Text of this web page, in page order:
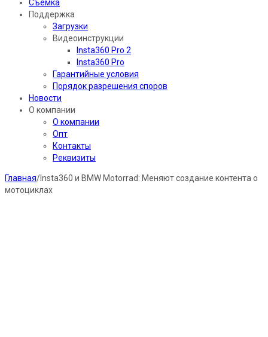
Съемка
Поддержка
Загрузки
Видеоинструкции
Insta360 Pro 2
Insta360 Pro
Гарантийные условия
Порядок разрешения споров
Новости
О компании
О компании
Опт
Контакты
Реквизиты
Главная/Insta360 и BMW Motorrad: Меняют создание контента о
мотоциклах